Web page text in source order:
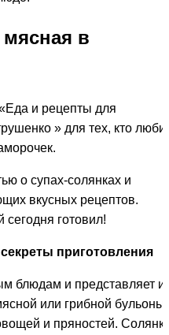
в
и рецепты для
» для тех, кто
о супах-солянках и
вкусных рецептов.
сегодня готовил!
приготовления
блюдам и представляет
или грибной бульоны,
и пряностей.